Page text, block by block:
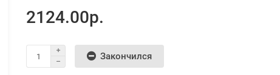
2124.00р.
Закончился